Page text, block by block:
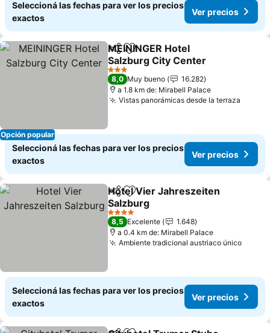
Seleccioná las fechas para ver los precios
exactos
Ver precios
Opción popular
CompartirAñadir a favoritos
MEININGER Hotel
Salzburg City Center
3 Estrellas
8,0 Muy bueno
16.282
a 1.8 km de: Mirabell Palace
Vistas panorámicas desde la terraza
Seleccioná las fechas para ver los precios
exactos
Ver precios
CompartirAñadir a favoritos
Hotel Vier Jahreszeiten
Salzburg
4 Estrellas
8,5 Excelente
1.648
a 0.4 km de: Mirabell Palace
Ambiente tradicional austriaco único
Seleccioná las fechas para ver los precios
exactos
Ver precios